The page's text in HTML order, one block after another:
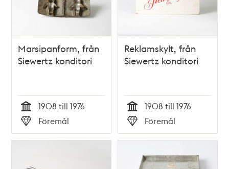
Marsipanform, från
Siewertz konditori
Tid
1908 till 1976
Typ
Föremål
Reklamskylt, från
Siewertz konditori
Tid
1908 till 1976
Typ
Föremål